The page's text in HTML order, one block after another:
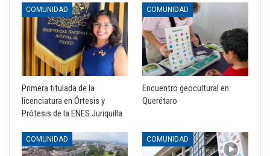
COMUNIDAD
Primera titulada de la
licenciatura en Órtesis y
Prótesis de la ENES Juriquilla
COMUNIDAD
Encuentro geocultural en
Querétaro
COMUNIDAD COMUNIDAD